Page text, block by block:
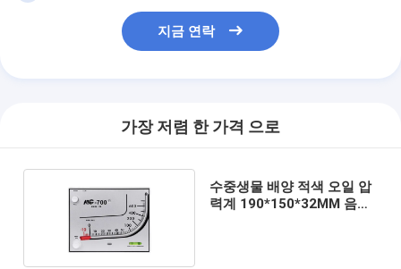
지금 연락
가장 저렴 한 가격 으로
수중생물 배양 적색 오일 압
력계 190*150*32MM 음압